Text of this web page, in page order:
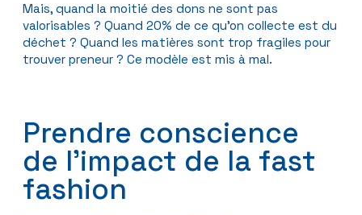
Mais, quand la moitié des dons ne sont pas
valorisables ? Quand 20% de ce qu’on collecte est du
déchet ? Quand les matières sont trop fragiles pour
trouver preneur ? Ce modèle est mis à mal.
Prendre conscience
de l’impact de la fast
fashion